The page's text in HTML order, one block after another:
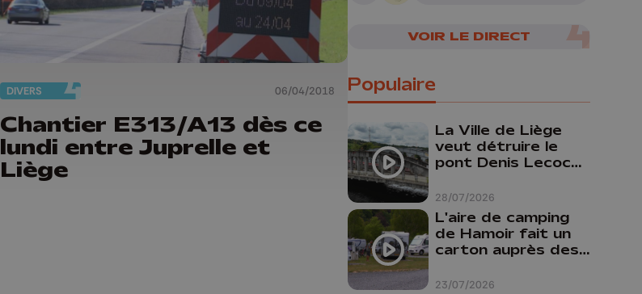
DIVERS 06/04/2018
Chantier E313/A13 dès ce
lundi entre Juprelle et
Liège
VOIR LE DIRECT
Populaire
28/07/2026
La Ville de Liège
veut détruire le
pont Denis Lecocq
budget pour le
faire
23/07/2026
L'aire de camping
de Hamoir fait un
carton auprès des